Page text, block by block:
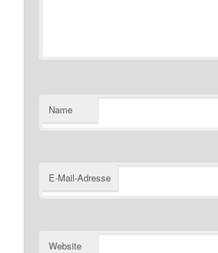
Name
E-Mail-Adresse
Website